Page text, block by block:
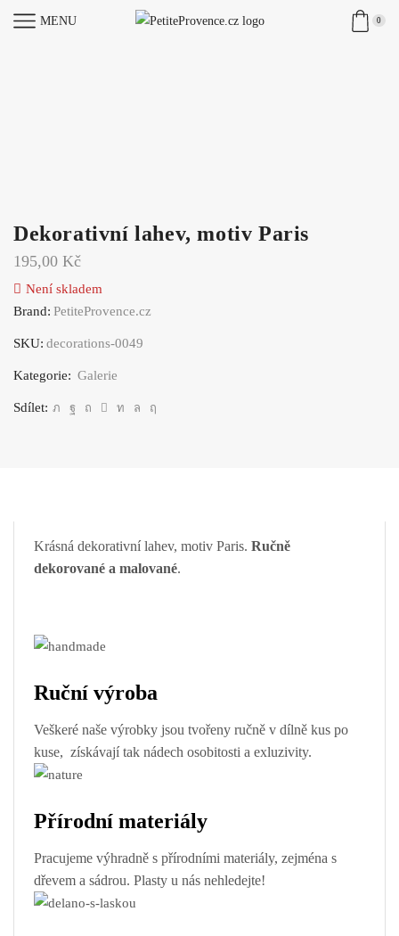
MENU 0
Dekorativní lahev, motiv Paris
195,00 Kč
Není skladem
Brand: PetiteProvence.cz
SKU: decorations-0049
Kategorie: Galerie
Sdílet:
Krásná dekorativní lahev, motiv Paris.Ručně
dekorované a malované.
Ruční výroba
Veškeré naše výrobky jsou tvořeny ručně v dílně kus po
kuse, získávají tak nádech osobitosti a exluzivity.
Přírodní materiály
Pracujeme výhradně s přírodními materiály, zejména s
dřevem a sádrou. Plasty u nás nehledejte!